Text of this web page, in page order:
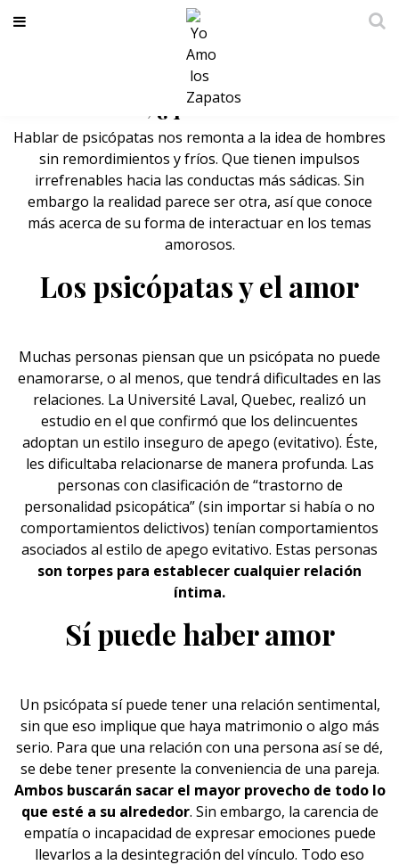
Los psicópatas ¿pueden
enamorarse?, ¿qué sucede entonces?
Hablar de psicópatas nos remonta a la idea de hombres
sin remordimientos y fríos. Que tienen impulsos
irrefrenables hacia las conductas más sádicas. Sin
embargo la realidad parece ser otra, así que conoce
más acerca de su forma de interactuar en los temas
amorosos.
Los psicópatas y el amor
Muchas personas piensan que un psicópata no puede
enamorarse, o al menos, que tendrá dificultades en las
relaciones. La Université Laval, Quebec, realizó un
estudio en el que confirmó que los delincuentes
adoptan un estilo inseguro de apego (evitativo). Éste,
les dificultaba relacionarse de manera profunda. Las
personas con clasificación de “trastorno de
personalidad psicopática” (sin importar si había o no
comportamientos delictivos) tenían comportamientos
asociados al estilo de apego evitativo. Estas personas
son torpes para establecer cualquier relación
íntima.
Sí puede haber amor
Un psicópata sí puede tener una relación sentimental,
sin que eso implique que haya matrimonio o algo más
serio. Para que una relación con una persona así se dé,
se debe tener presente la conveniencia de una pareja.
Ambos buscarán sacar el mayor provecho de todo lo
que esté a su alrededor. Sin embargo, la carencia de
empatía o incapacidad de expresar emociones puede
llevarlos a la desintegración del vínculo. Todo eso